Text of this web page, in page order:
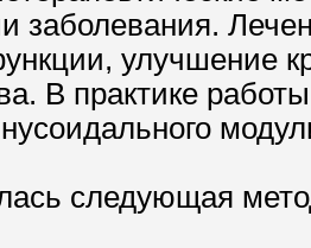
заболевания.
улучшение
В практике
следующая